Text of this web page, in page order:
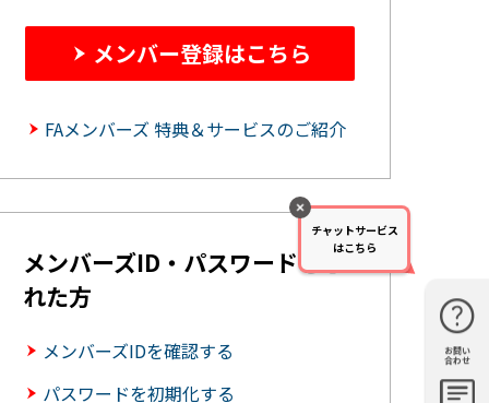
お問い
合わせ
購入・見
仕様・機
メンバー登録はこちら
FAメンバーズ 特典＆サービスのご紹介
メンバーズID・パスワードを忘
れた方
メンバーズIDを確認する
パスワードを初期化する
チャットサービス
はこちら